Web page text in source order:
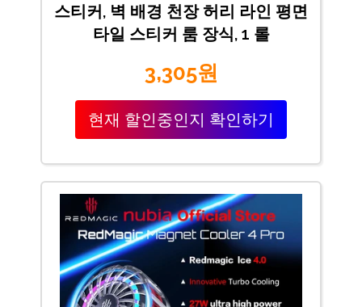
스티커, 벽 배경 천장 허리 라인 평면
타일 스티커 룸 장식, 1 롤
3,305원
현재 할인중인지 확인하기